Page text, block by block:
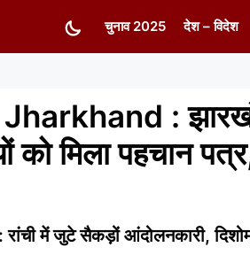
चुनाव 2025 देश – विदेश
:
को मिला पहचान
में जुटे सैकड़ों आंदोलनकारी,